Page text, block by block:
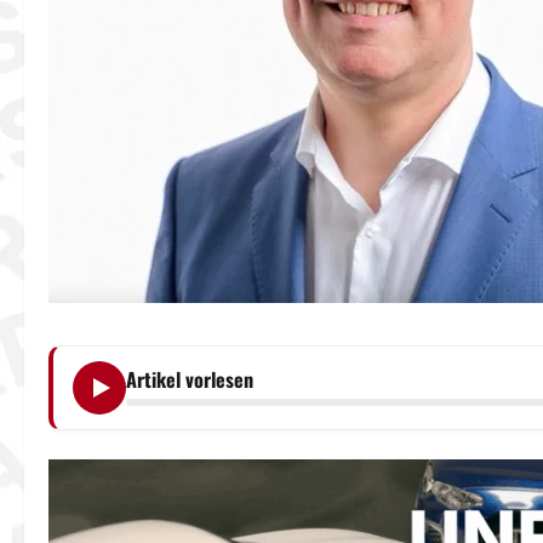
Artikel vorlesen